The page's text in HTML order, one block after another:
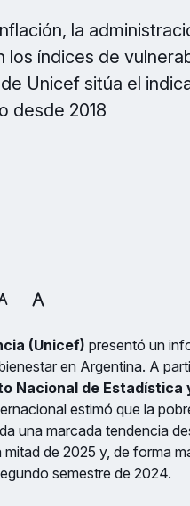
la
índices de
Unicef sitúa el
desde 2018
(Unicef) presentó un
en Argentina. A
Nacional de Estadística
estimó que la
una marcada tendencia
de 2025 y, de forma
semestre de 2024.